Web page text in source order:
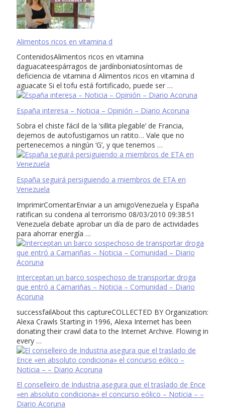
Alimentos ricos en vitamina d
ContenidosAlimentos ricos en vitamina
daguacateespárragos de jardínboniatosíntomas de
deficiencia de vitamina d Alimentos ricos en vitamina d
aguacate Si el tofu está fortificado, puede ser …
España interesa – Noticia – Opinión – Diario Acoruna
Sobra el chiste fácil de la ‘sillita plegable’ de Francia,
dejemos de autofustigarnos un ratito… Vale que no
pertenecemos a ningún ‘G’, y que tenemos …
España seguirá persiguiendo a miembros de ETA en
Venezuela
ImprimirComentarEnviar a un amigoVenezuela y España
ratifican su condena al terrorismo 08/03/2010 09:38:51
Venezuela debate aprobar un día de paro de actividades
para ahorrar energía …
Interceptan un barco sospechoso de transportar droga
que entró a Camariñas – Noticia – Comunidad – Diario
Acoruna
successfailAbout this captureCOLLECTED BY Organization:
Alexa Crawls Starting in 1996, Alexa Internet has been
donating their crawl data to the Internet Archive. Flowing in
every …
El conselleiro de Industria asegura que el traslado de Ence
«en absoluto condiciona» el concurso eólico – Noticia – –
Diario Acoruna